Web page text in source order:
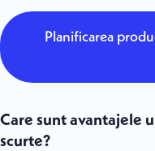
Planificarea
Care sunt avantajele
scurte?